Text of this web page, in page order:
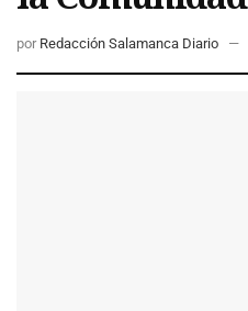
por Redacción Salamanca Diario